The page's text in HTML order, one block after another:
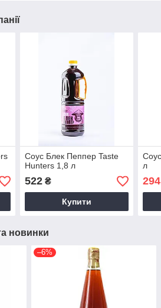
Соус Блек Пеппер Taste
Hunters 1,8 л
522₴
Купити
л
294
новинки
–6%